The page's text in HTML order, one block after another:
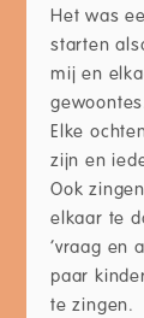
Het was
starten
mij en
Elke
zijn en
Ook
elkaar te
‘vraag en
paar
te zingen.